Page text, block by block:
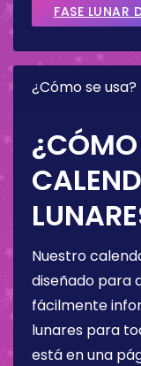
FASE LUNAR
¿Cómo se usa?
¿CÓMO
Nuestro
diseñado para
fácilmente
lunares para
está en una